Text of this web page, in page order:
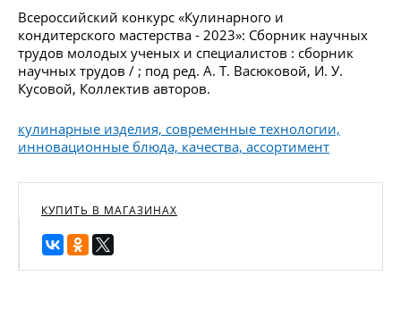
Всероссийский конкурс «Кулинарного и
кондитерского мастерства - 2023»: Сборник научных
трудов молодых ученых и специалистов : сборник
научных трудов / ; под ред. А. Т. Васюковой, И. У.
Кусовой, Коллектив авторов.
кулинарные изделия, современные технологии,
инновационные блюда, качества, ассортимент
КУПИТЬ В МАГАЗИНАХ